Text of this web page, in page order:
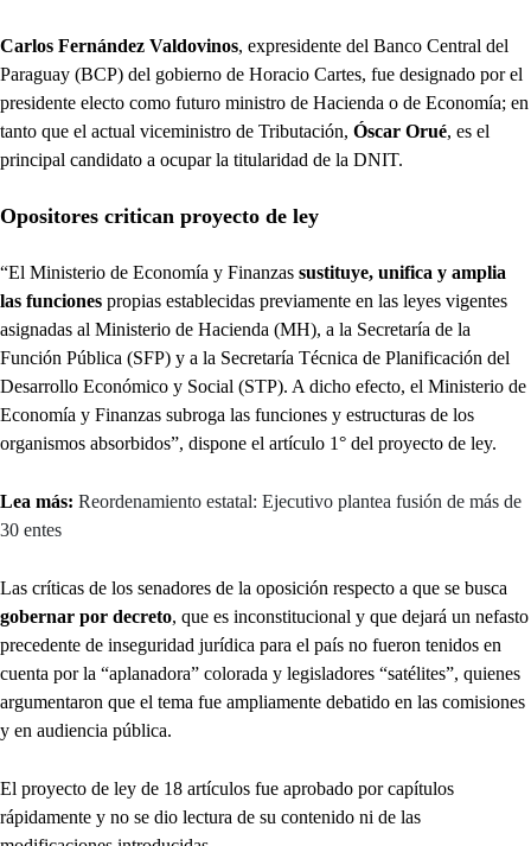
Carlos Fernández Valdovinos, expresidente del Banco Central del
Paraguay (BCP) del gobierno de Horacio Cartes, fue designado por el
presidente electo como futuro ministro de Hacienda o de Economía; en
tanto que el actual viceministro de Tributación, Óscar Orué, es el
principal candidato a ocupar la titularidad de la DNIT.
Opositores critican proyecto de ley
“El Ministerio de Economía y Finanzas sustituye, unifica y amplia
las funciones propias establecidas previamente en las leyes vigentes
asignadas al Ministerio de Hacienda (MH), a la Secretaría de la
Función Pública (SFP) y a la Secretaría Técnica de Planificación del
Desarrollo Económico y Social (STP). A dicho efecto, el Ministerio de
Economía y Finanzas subroga las funciones y estructuras de los
organismos absorbidos”, dispone el artículo 1° del proyecto de ley.
Lea más: Reordenamiento estatal: Ejecutivo plantea fusión de más de
30 entes
Las críticas de los senadores de la oposición respecto a que se busca
gobernar por decreto, que es inconstitucional y que dejará un nefasto
precedente de inseguridad jurídica para el país no fueron tenidos en
cuenta por la “aplanadora” colorada y legisladores “satélites”, quienes
argumentaron que el tema fue ampliamente debatido en las comisiones
y en audiencia pública.
El proyecto de ley de 18 artículos fue aprobado por capítulos
rápidamente y no se dio lectura de su contenido ni de las